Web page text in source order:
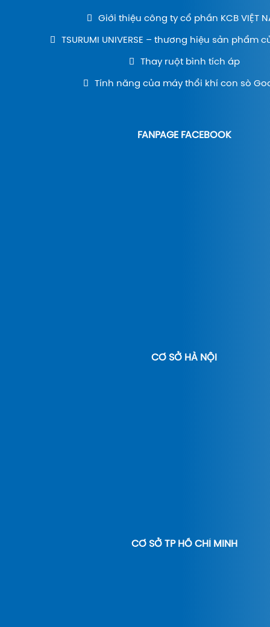
Giới thiệu công ty cổ phần KCB VIỆT
TSURUMI UNIVERSE – thương hiệu sản phẩm
Thay ruột bình tích áp
Tính năng của máy thổi khí con sò
FANPAGE FACEBOOK
CƠ SỞ HÀ NỘI
CƠ SỞ TP HỒ CHÍ MINH